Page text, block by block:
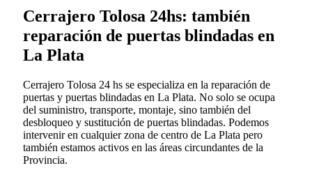
Cerrajero Tolosa 24hs: también
reparación de puertas blindadas en
La Plata
Cerrajero Tolosa 24 hs se especializa en la reparación de
puertas y puertas blindadas en La Plata. No solo se ocupa
del suministro, transporte, montaje, sino también del
desbloqueo y sustitución de puertas blindadas. Podemos
intervenir en cualquier zona de centro de La Plata pero
también estamos activos en las áreas circundantes de la
Provincia.